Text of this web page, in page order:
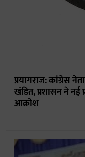
प्रयागराज: कांग्रेस
खंडित, प्रशासन ने नई
आक्रोश